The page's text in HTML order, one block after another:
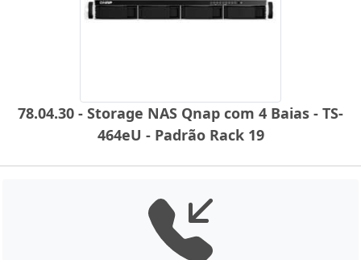
78.04.30 - Storage NAS Qnap com 4 Baias - TS-
464eU - Padrão Rack 19